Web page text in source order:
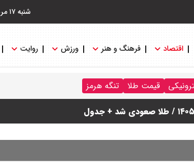
شنبه ۱۷ مرداد ۱۴۰۵
اقتصاد فرهنگ و هنر ورزش روایت
قیمت طلا تنگه هرمز